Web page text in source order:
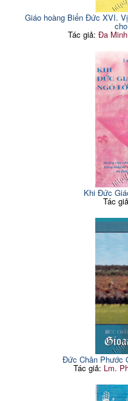
Giáo hoàng Biển Đức XVI.
Tác giả: Đa
Khi Đức
Tác
Đức Chân Phước
Tác giả: Lm.